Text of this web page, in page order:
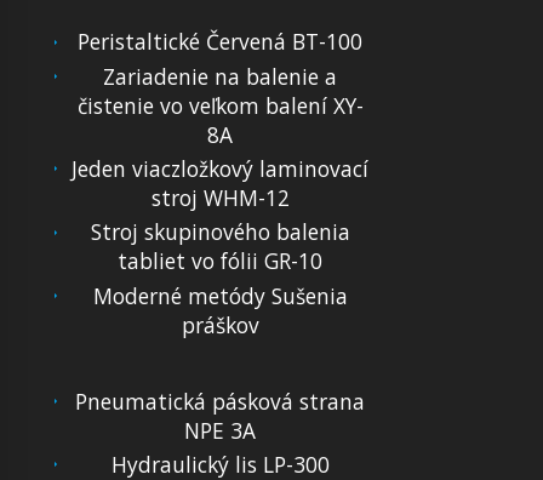
Peristaltické Červená BT-100
Zariadenie na balenie a
čistenie vo veľkom balení XY-
8A
Jeden viaczložkový laminovací
stroj WHM-12
Stroj skupinového balenia
tabliet vo fólii GR-10
Moderné metódy Sušenia
práškov
Pneumatická pásková strana
NPE 3A
Hydraulický lis LP-300